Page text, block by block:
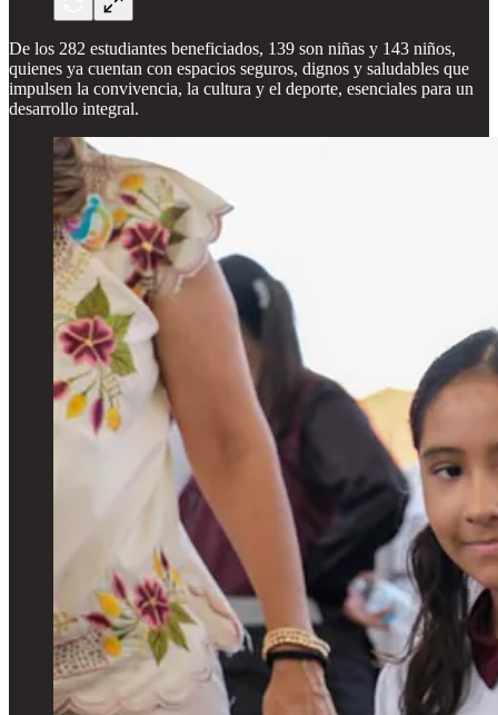
De los 282 estudiantes beneficiados, 139 son niñas y 143 niños,
quienes ya cuentan con espacios seguros, dignos y saludables que
impulsen la convivencia, la cultura y el deporte, esenciales para un
desarrollo integral.